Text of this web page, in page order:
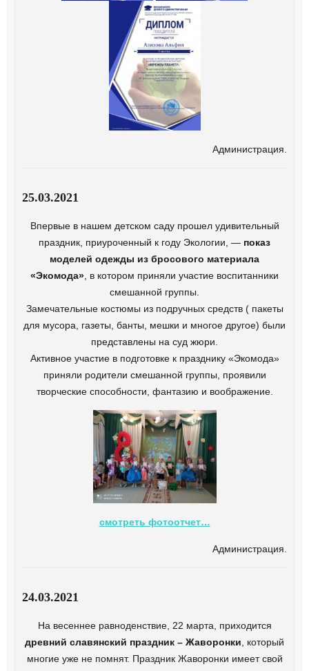
Администрация.
25.03.2021
Впервые в нашем детском саду прошел удивительный
праздник, приуроченный к году Экологии, — показ
моделей одежды из бросового материала
«Экомода», в котором приняли участие воспитанники
смешанной группы.
Замечательные костюмы из подручных средств ( пакеты
для мусора, газеты, банты, мешки и многое другое) были
представлены на суд жюри.
Активное участие в подготовке к празднику «Экомода»
приняли родители смешанной группы, проявили
творческие способности, фантазию и воображение.
смотреть фотоотчет…
Администрация.
24.03.2021
На весеннее равноденствие, 22 марта, приходится
древний славянский праздник – Жаворонки , который
многие уже не помнят. Праздник Жаворонки имеет свой